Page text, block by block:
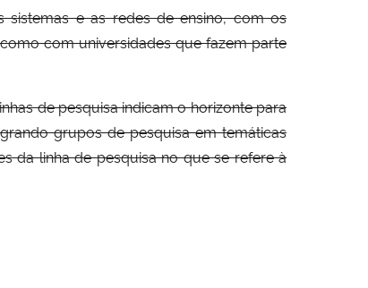
sistemas e as redes de ensino, com os
com universidades que fazem parte
de pesquisa indicam o horizonte para
grupos de pesquisa em temáticas
da linha de pesquisa no que se refere à